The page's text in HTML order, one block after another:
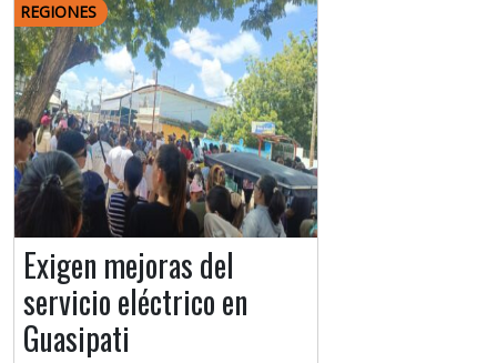
REGIONES
Exigen mejoras del
servicio eléctrico en
Guasipati